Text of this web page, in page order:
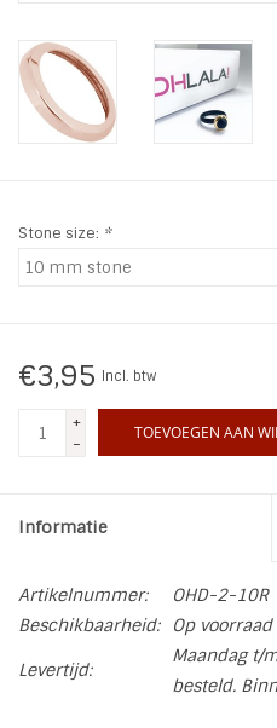
Ohlala Jewels
LIFESTYLE PRODUCTEN
SALE
Stone size: *
€3,95 Incl. btw
+
-
TOEVOEGEN AAN
Informatie
Artikelnummer:
OHD-2-10R
Beschikbaarheid:
Op voorraad
Levertijd:
Maandag t/
besteld.